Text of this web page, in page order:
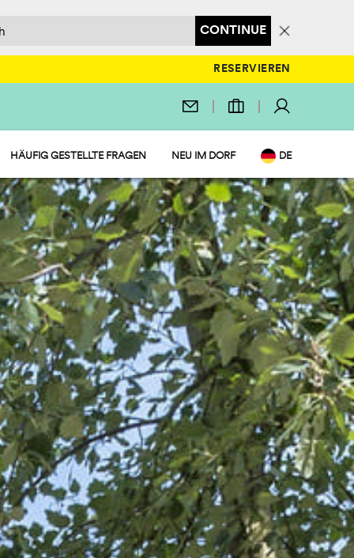
CONTINUE
RESERVIEREN
HÄUFIG GESTELLTE FRAGEN NEU IM DORF DE
IT
NL
FR
PL